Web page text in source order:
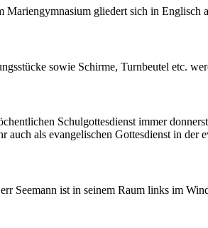
Mariengymnasium gliedert sich in Englisch
sowie Schirme, Turnbeutel etc.
Schulgottesdienst immer
auch als evangelischen Gottesdienst in der
Seemann ist in seinem Raum links im